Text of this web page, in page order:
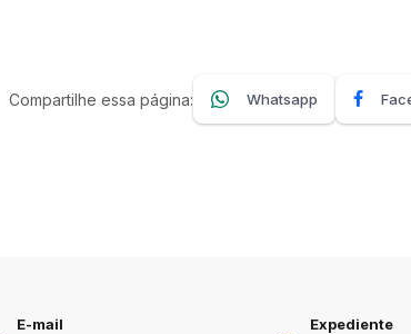
Compartilhe essa página: Whatsapp
E-mail Expediente